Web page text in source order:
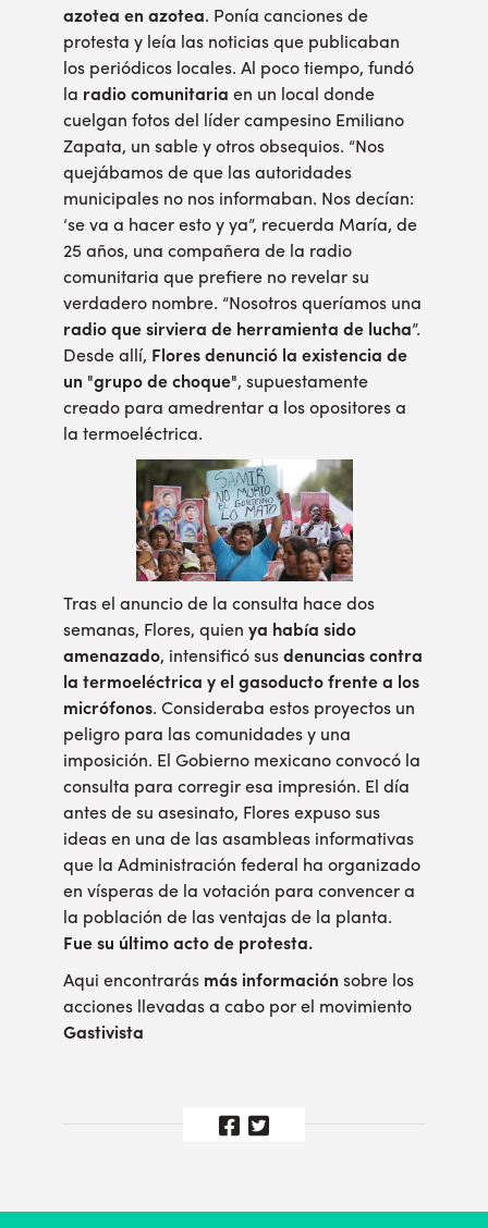
azotea en azotea. Ponía canciones de
protesta y leía las noticias que publicaban
los periódicos locales. Al poco tiempo, fundó
la radio comunitaria en un local donde
cuelgan fotos del líder campesino Emiliano
Zapata, un sable y otros obsequios. “Nos
quejábamos de que las autoridades
municipales no nos informaban. Nos decían:
‘se va a hacer esto y ya”, recuerda María, de
25 años, una compañera de la radio
comunitaria que prefiere no revelar su
verdadero nombre. “Nosotros queríamos una
radio que sirviera de herramienta de lucha”.
Desde allí, Flores denunció la existencia de
un "grupo de choque", supuestamente
creado para amedrentar a los opositores a
la termoeléctrica.
Tras el anuncio de la consulta hace dos
semanas, Flores, quien ya había sido
amenazado, intensificó sus denuncias contra
la termoeléctrica y el gasoducto frente a los
micrófonos. Consideraba estos proyectos un
peligro para las comunidades y una
imposición. El Gobierno mexicano convocó la
consulta para corregir esa impresión. El día
antes de su asesinato, Flores expuso sus
ideas en una de las asambleas informativas
que la Administración federal ha organizado
en vísperas de la votación para convencer a
la población de las ventajas de la planta.
Fue su último acto de protesta.
Aqui encontrarás más información sobre los
acciones llevadas a cabo por el movimiento
Gastivista